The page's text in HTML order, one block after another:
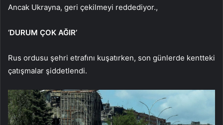
Ancak Ukrayna, geri çekilmeyi reddediyor.,
‘DURUM ÇOK AĞIR’
Rus ordusu şehri etrafını kuşatırken, son günlerde kentteki
çatışmalar şiddetlendi.